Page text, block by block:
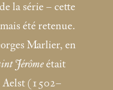
la série – cette
été retenue.
Marlier, en
Jérômeétait
Aelst (1502–